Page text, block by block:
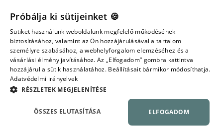
Fiókom
Információ
Minden jog fenntartva ©
Próbálja ki sütijeinket 🍪
Sütiket használunk weboldalunk megfelelő működésének
biztosításához, valamint az Ön hozzájárulásával a tartalom
személyre szabásához, a webhelyforgalom elemzéséhez és a
vásárlási élmény javításához. Az „Elfogadom” gombra kattintva
hozzájárul a sütik használatához. Beállításait bármikor módosíthatja.
Adatvédelmi irányelvek
RÉSZLETEK MEGJELENÍTÉSE
ELFOGADOM
ÖSSZES ELUTASÍTÁSA